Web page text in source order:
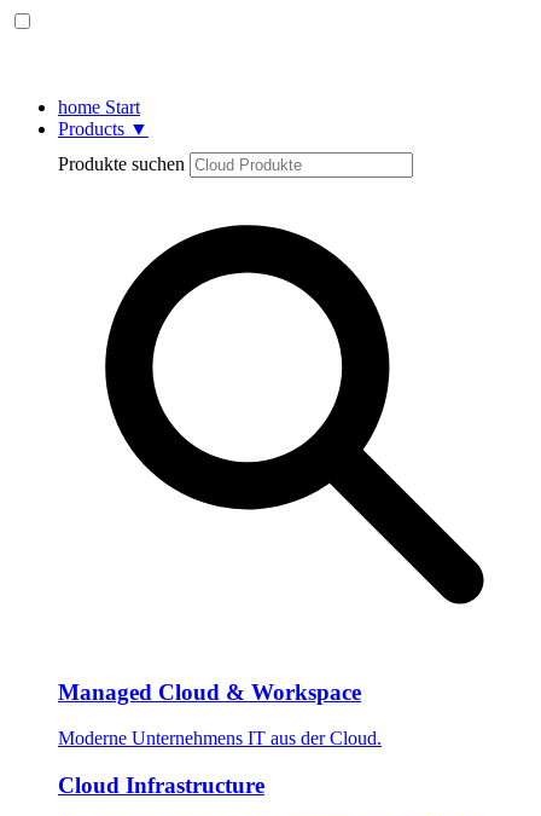
home Start
Products ▼
Produkte suchen
Managed Cloud & Workspace
Moderne Unternehmens IT aus der Cloud.
Cloud Infrastructure